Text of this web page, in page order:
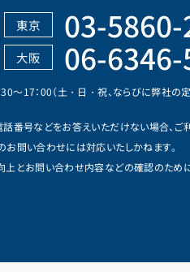
東京 03-
大阪 06-
30～17：00（土・日・祝、ならびに弊社の
番号などをお答えいただけない場合、ご
問い合わせには対応いたしかねます。
上とお問い合わせ内容などの確認のため